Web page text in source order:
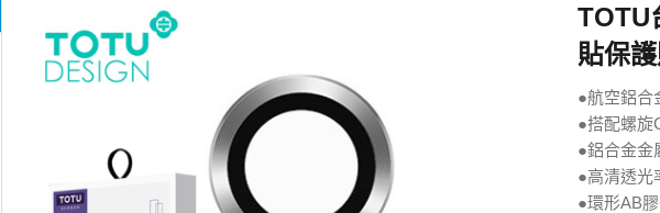
TOTU
貼保
●航空鋁合
●搭配螺旋
●鋁合金金
●高清透光
●環形AB